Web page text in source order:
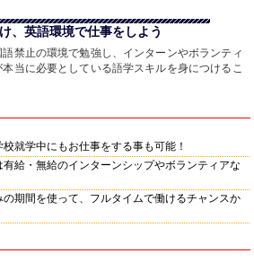
、英語環境で仕事をしよう
禁止の環境で勉強し、インターンやボランティ
当に必要としている語学スキルを身につけるこ
就学中にもお仕事をする事も可能！
給・無給のインターンシップやボランティアな
期間を使って、フルタイムで働けるチャンスか